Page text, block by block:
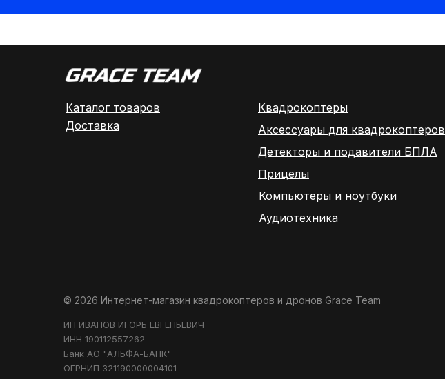
Каталог товаров
© 2026 Интернет-магазин квадрокоптеров и дронов Grace Team
Доставка
Квадрокоптеры
Аксессуары для квадрокоптеров
Детекторы и подавители БПЛА
Прицелы
Компьютеры и ноутбуки
Аудиотехника
ИП ИВАНОВ ИГОРЬ ЕВГЕНЬЕВИЧ
ИНН 190112557262
Банк АО "АЛЬФА-БАНК"
ОГРНИП 321190000004101